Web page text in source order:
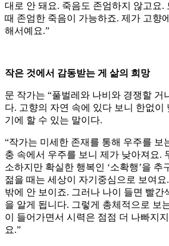
대로 안 돼요. 죽음도 존엄하지 않고요.
때 존엄한 죽음이 가능하죠. 제가 고향
해서예요.”
작은 것에서 감동받는 게 삶의 희망
문 작가는 “풀벌레와 나비와 경쟁할 거
다. 고향의 자연 속에 있다 보니 한없이
기에 할 수 있는 말이다.
“작가는 미세한 존재를 통해 우주를 보
충 속에서 우주를 보니 제가 낮아져요.
소하지만 확실한 행복인 ‘소확행’을 추
젊을 때는 세상이 자기중심으로 보여
밖에 안 보이죠. 그러나 나이 들면 빨간
을 알게 됩니다. 그렇게 총체적으로 보
이 들어가면서 시력은 점점 더 나빠지
요.”